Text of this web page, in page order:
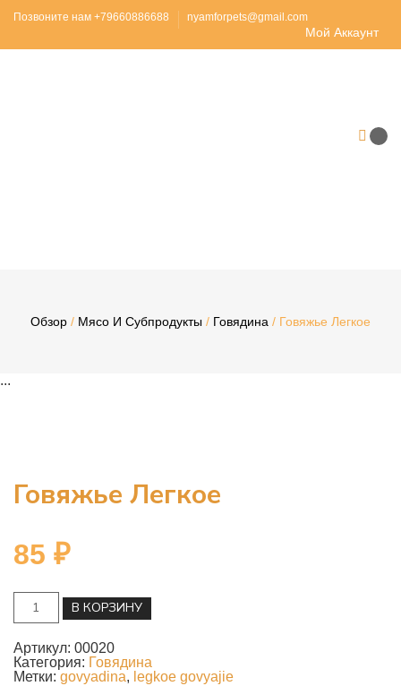
Позвоните нам +79660886688 nyamforpets@gmail.com
Мой Аккаунт
Обзор / Мясо И Субпродукты / Говядина / Говяжье Легкое
...
Говяжье Легкое
85 ₽
Количество
товара
Говяжье
легкое
В КОРЗИНУ
Артикул: 00020
Категория: Говядина
Метки: govyadina, legkoe govyajie